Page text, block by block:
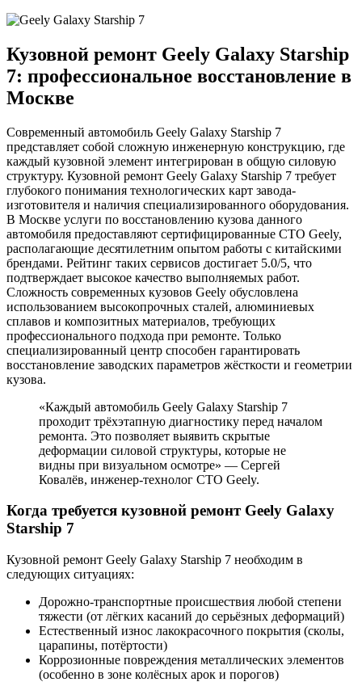
Кузовной ремонт Geely Galaxy Starship
7: профессиональное восстановление в
Москве
Современный автомобиль Geely Galaxy Starship 7
представляет собой сложную инженерную конструкцию, где
каждый кузовной элемент интегрирован в общую силовую
структуру. Кузовной ремонт Geely Galaxy Starship 7 требует
глубокого понимания технологических карт завода-
изготовителя и наличия специализированного оборудования.
В Москве услуги по восстановлению кузова данного
автомобиля предоставляют сертифицированные СТО Geely,
располагающие десятилетним опытом работы с китайскими
брендами. Рейтинг таких сервисов достигает 5.0/5, что
подтверждает высокое качество выполняемых работ.
Сложность современных кузовов Geely обусловлена
использованием высокопрочных сталей, алюминиевых
сплавов и композитных материалов, требующих
профессионального подхода при ремонте. Только
специализированный центр способен гарантировать
восстановление заводских параметров жёсткости и геометрии
кузова.
«Каждый автомобиль Geely Galaxy Starship 7
проходит трёхэтапную диагностику перед началом
ремонта. Это позволяет выявить скрытые
деформации силовой структуры, которые не
видны при визуальном осмотре» — Сергей
Ковалёв, инженер-технолог СТО Geely.
Когда требуется кузовной ремонт Geely Galaxy
Starship 7
Кузовной ремонт Geely Galaxy Starship 7 необходим в
следующих ситуациях:
Дорожно-транспортные происшествия любой степени
тяжести (от лёгких касаний до серьёзных деформаций)
Естественный износ лакокрасочного покрытия (сколы,
царапины, потёртости)
Коррозионные повреждения металлических элементов
(особенно в зоне колёсных арок и порогов)